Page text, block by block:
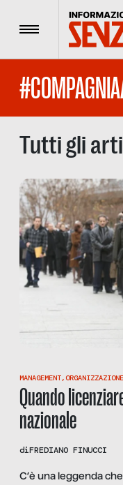
Menu
Tutti gli
MANAGEMENT,ORGANIZZAZIONE
Quando
nazionale
diFREDIANO FINUCCI
C’è una leggenda